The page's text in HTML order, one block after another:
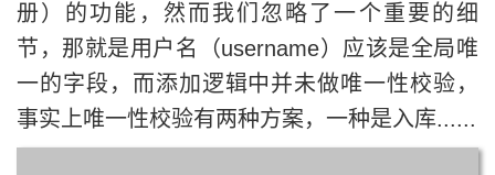
册）的功能，然而我们忽略了一个重要的细
节，那就是用户名（username）应该是全局唯
一的字段，而添加逻辑中并未做唯一性校验，
事实上唯一性校验有两种方案，一种是入库......